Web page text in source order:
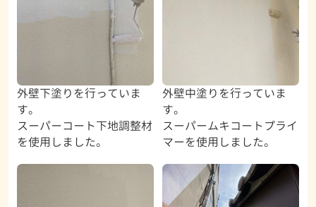
外壁下塗りを行っていま
す。
スーパーコート下地調整材
を使用しました。
外壁中塗りを行っていま
す。
スーパームキコートプライ
マーを使用しました。